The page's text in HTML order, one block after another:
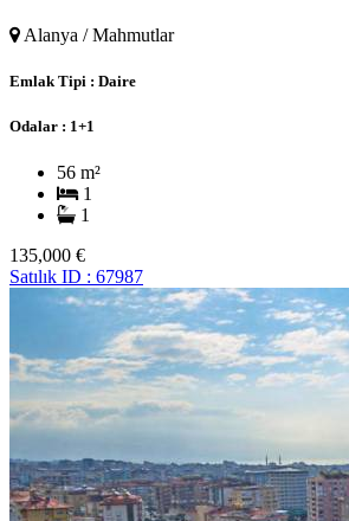
Alanya / Mahmutlar
Emlak Tipi : Daire
Odalar : 1+1
56 m²
1
1
135,000 €
Satılık ID : 67987